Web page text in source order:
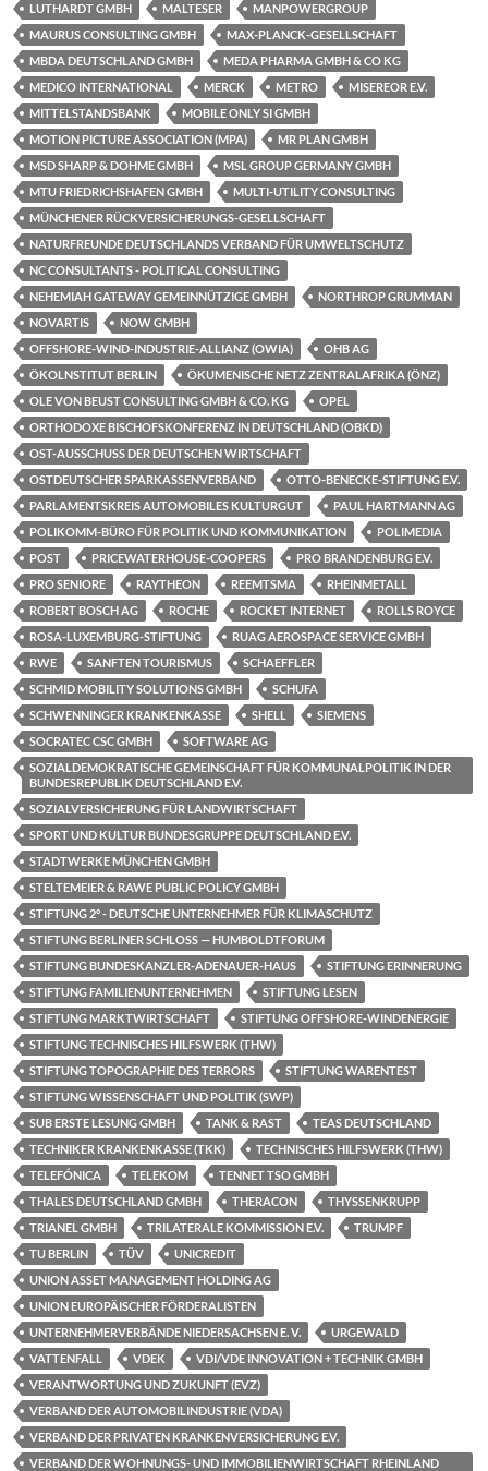
LUTHARDT GMBH
MALTESER
MANPOWERGROUP
MAURUS CONSULTING GMBH
MAX-PLANCK-GESELLSCHAFT
MBDA DEUTSCHLAND GMBH
MEDA PHARMA GMBH & CO KG
MEDICO INTERNATIONAL
MERCK METRO
MISEREOR E.V.
MITTELSTANDSBANK
MOBILE ONLY SI GMBH
MOTION PICTURE ASSOCIATION (MPA)
MR PLAN GMBH
MSD SHARP & DOHME GMBH
MSL GROUP GERMANY GMBH
MTU FRIEDRICHSHAFEN GMBH
MULTI-UTILITY CONSULTING
MÜNCHENER RÜCKVERSICHERUNGS-GESELLSCHAFT
NATURFREUNDE DEUTSCHLANDS VERBAND FÜR UMWELTSCHUTZ
NC CONSULTANTS - POLITICAL CONSULTING
NEHEMIAH GATEWAY GEMEINNÜTZIGE GMBH
NORTHROP GRUMMAN
NOVARTIS
NOW GMBH
OFFSHORE-WIND-INDUSTRIE-ALLIANZ (OWIA)
OHB AG
ÖKOLNSTITUT BERLIN
ÖKUMENISCHE NETZ ZENTRALAFRIKA (ÖNZ)
OLE VON BEUST CONSULTING GMBH & CO. KG
OPEL
ORTHODOXE BISCHOFSKONFERENZ IN DEUTSCHLAND (OBKD)
OST-AUSSCHUSS DER DEUTSCHEN WIRTSCHAFT
OSTDEUTSCHER SPARKASSENVERBAND
OTTO-BENECKE-STIFTUNG E.V.
PARLAMENTSKREIS AUTOMOBILES KULTURGUT
PAUL HARTMANN AG
POLIKOMM-BÜRO FÜR POLITIK UND KOMMUNIKATION
POLIMEDIA
POST
PRICEWATERHOUSE-COOPERS
PRO BRANDENBURG E.V.
PRO SENIORE
RAYTHEON REEMTSMA
RHEINMETALL
ROBERT BOSCH AG
ROCHE ROCKET INTERNET
ROLLS ROYCE
ROSA-LUXEMBURG-STIFTUNG
RUAG AEROSPACE SERVICE GMBH
RWE
SANFTEN TOURISMUS
SCHAEFFLER
SCHMID MOBILITY SOLUTIONS GMBH
SCHUFA
SCHWENNINGER KRANKENKASSE
SHELL
SIEMENS
SOCRATEC CSC GMBH
SOFTWARE AG
SOZIALDEMOKRATISCHE GEMEINSCHAFT FÜR KOMMUNALPOLITIK IN DER
BUNDESREPUBLIK DEUTSCHLAND E.V.
SOZIALVERSICHERUNG FÜR LANDWIRTSCHAFT
SPORT UND KULTUR BUNDESGRUPPE DEUTSCHLAND E.V.
STADTWERKE MÜNCHEN GMBH
STELTEMEIER & RAWE PUBLIC POLICY GMBH
STIFTUNG 2° - DEUTSCHE UNTERNEHMER FÜR KLIMASCHUTZ
STIFTUNG BERLINER SCHLOSS — HUMBOLDTFORUM
STIFTUNG BUNDESKANZLER-ADENAUER-HAUS
STIFTUNG ERINNERUNG
STIFTUNG FAMILIENUNTERNEHMEN
STIFTUNG LESEN
STIFTUNG MARKTWIRTSCHAFT
STIFTUNG OFFSHORE-WINDENERGIE
STIFTUNG TECHNISCHES HILFSWERK (THW)
STIFTUNG TOPOGRAPHIE DES TERRORS
STIFTUNG WARENTEST
STIFTUNG WISSENSCHAFT UND POLITIK (SWP)
SUB ERSTE LESUNG GMBH
TANK & RAST
TEAS DEUTSCHLAND
TECHNIKER KRANKENKASSE (TKK)
TECHNISCHES HILFSWERK (THW)
TELEFÓNICA
TELEKOM
TENNET TSO GMBH
THALES DEUTSCHLAND GMBH
THERACON
THYSSENKRUPP
TRIANEL GMBH
TRILATERALE KOMMISSION E.V.
TRUMPF
TU BERLIN
TÜV
UNICREDIT
UNION ASSET MANAGEMENT HOLDING AG
UNION EUROPÄISCHER FÖRDERALISTEN
UNTERNEHMERVERBÄNDE NIEDERSACHSEN E. V.
URGEWALD
VATTENFALL
VDEK
VDI/VDE INNOVATION + TECHNIK GMBH
VERANTWORTUNG UND ZUKUNFT (EVZ)
VERBAND DER AUTOMOBILINDUSTRIE (VDA)
VERBAND DER PRIVATEN KRANKENVERSICHERUNG E.V.
VERBAND DER WOHNUNGS- UND IMMOBILIENWIRTSCHAFT RHEINLAND